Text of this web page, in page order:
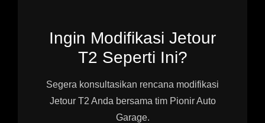
Ingin Modifikasi Jetour
T2 Seperti Ini?
Segera konsultasikan rencana modifikasi
Jetour T2 Anda bersama tim Pionir Auto
Garage.